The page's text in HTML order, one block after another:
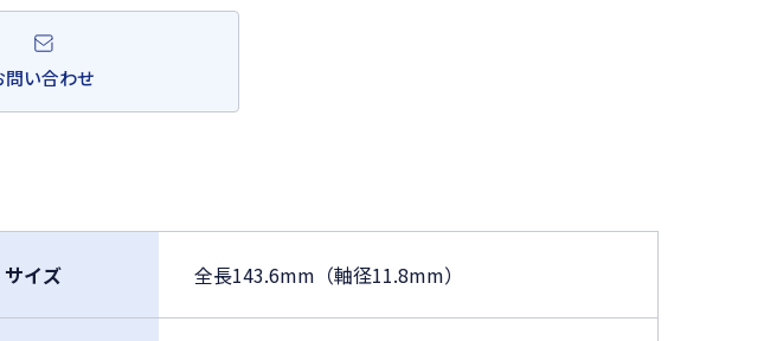
問い合わせ
サイズ 全長143.6mm（軸径11.8mm）